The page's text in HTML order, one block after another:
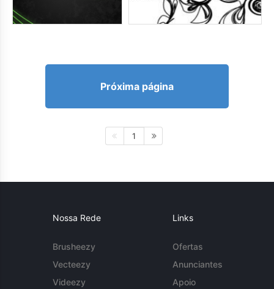
Próxima página
1
Nossa Rede
Brusheezy
Vecteezy
Videezy
Links
Ofertas
Anunciantes
Apoio